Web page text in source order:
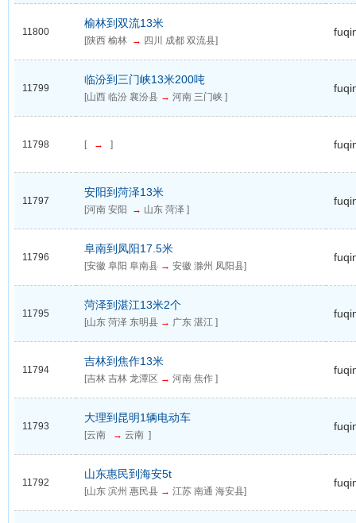
11800
榆林到双流13米
[陕西 榆林 → 四川 成都 双流县]
11799
临汾到三门峡13米200吨
[山西 临汾 襄汾县 → 河南 三门峡 ]
11798 [ → ]
11797
安阳到菏泽13米
[河南 安阳 → 山东 菏泽 ]
11796
阜南到凤阳17.5米
[安徽 阜阳 阜南县 → 安徽 滁州 凤阳县]
11795
菏泽到湛江13米2个
[山东 菏泽 东明县 → 广东 湛江 ]
11794
吉林到焦作13米
[吉林 吉林 龙潭区 → 河南 焦作 ]
11793
大理到昆明1辆电动车
[云南 → 云南 ]
11792
山东惠民到海安5t
[山东 滨州 惠民县 → 江苏 南通 海安县]